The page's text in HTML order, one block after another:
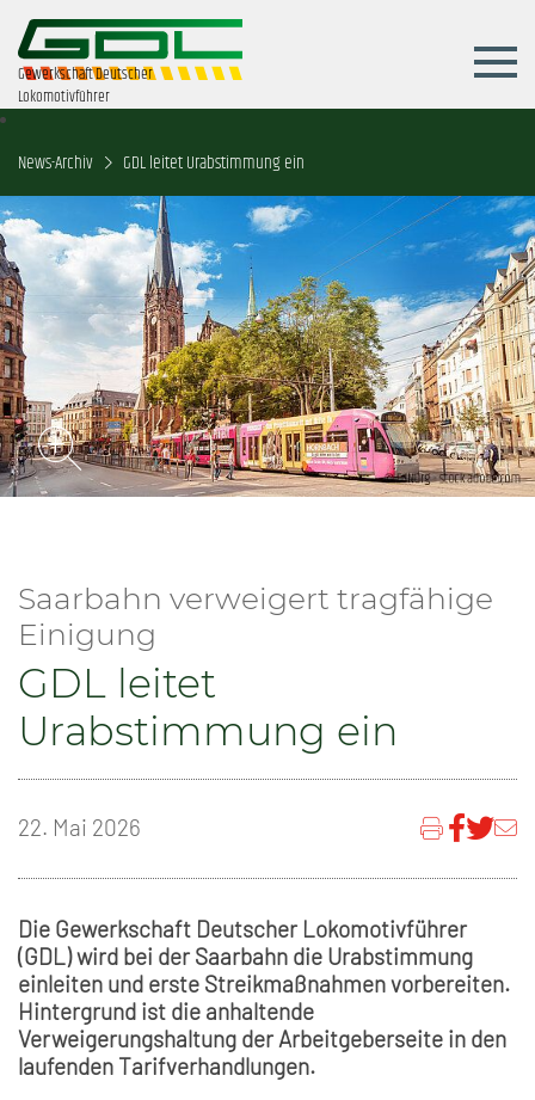
Gewerkschaft Deutscher
Lokomotivführer
News-Archiv GDL leitet Urabstimmung ein
Saarbahn verweigert tragfähige
Einigung
GDL leitet
Urabstimmung ein
22. Mai 2026
Die Gewerkschaft Deutscher Lokomotivführer
(GDL) wird bei der Saarbahn die Urabstimmung
einleiten und erste Streikmaßnahmen vorbereiten.
Hintergrund ist die anhaltende
Verweigerungshaltung der Arbeitgeberseite in den
laufenden Tarifverhandlungen.